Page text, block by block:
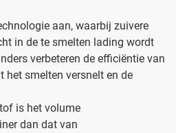
aan, waarbij zuivere
in de te smelten lading wordt
verbeteren de efficiëntie van
het smelten versnelt en de
is het volume
dan dat van